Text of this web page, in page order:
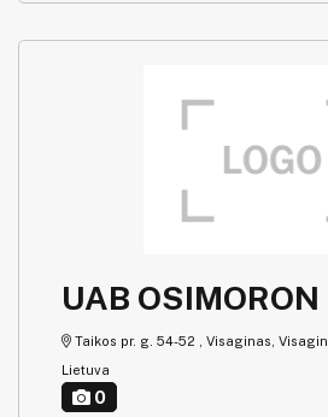
UAB OSIMORON
Taikos pr. g. 54-52 , Visaginas,
Lietuva
0